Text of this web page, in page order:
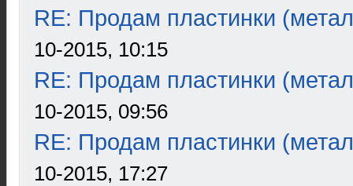
RE: Продам пластинки
10-2015, 10:15
RE: Продам пластинки
10-2015, 09:56
RE: Продам пластинки
10-2015, 17:27